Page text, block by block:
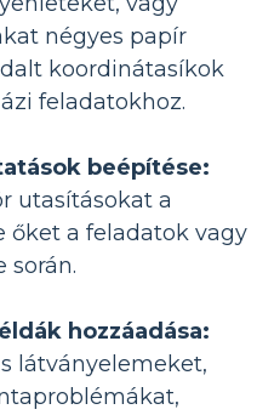
négyes papír
koordinátasíkok
feladatokhoz.
beépítése:
utasításokat a
őket a feladatok vagy
során.
hozzáadása:
látványelemeket,